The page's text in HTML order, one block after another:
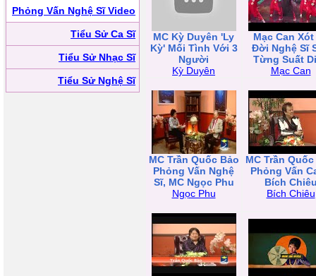
Phỏng Vấn Nghệ Sĩ Video
Tiểu Sử Ca Sĩ
Tiểu Sử Nhạc Sĩ
Tiểu Sử Nghệ Sĩ
MC Kỳ Duyên 'Ly
Kỳ' Mối Tình Với 3
Người
Kỳ Duyên
Mạc Can Xót
Đời Nghệ Sĩ
Từng Suất
Mạc Can
MC Trần Quốc Bảo
Phỏng Vấn Nghệ
Sĩ, MC Ngọc Phu
Ngọc Phu
MC Trần
Phỏng Vấn
Bích
Bích Chiêu